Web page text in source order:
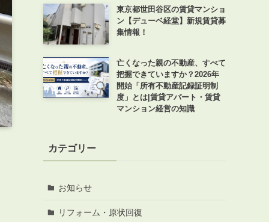
東京都世田谷区の賃貸マンショ
ン【デューベ経堂】新規賃貸募
集情報！
亡くなった親の不動産、すべて
把握できていますか？2026年
開始「所有不動産記録証明制
度」とは|賃貸アパート・賃貸
マンション経営の知識
カテゴリー
お知らせ
リフォーム・原状回復